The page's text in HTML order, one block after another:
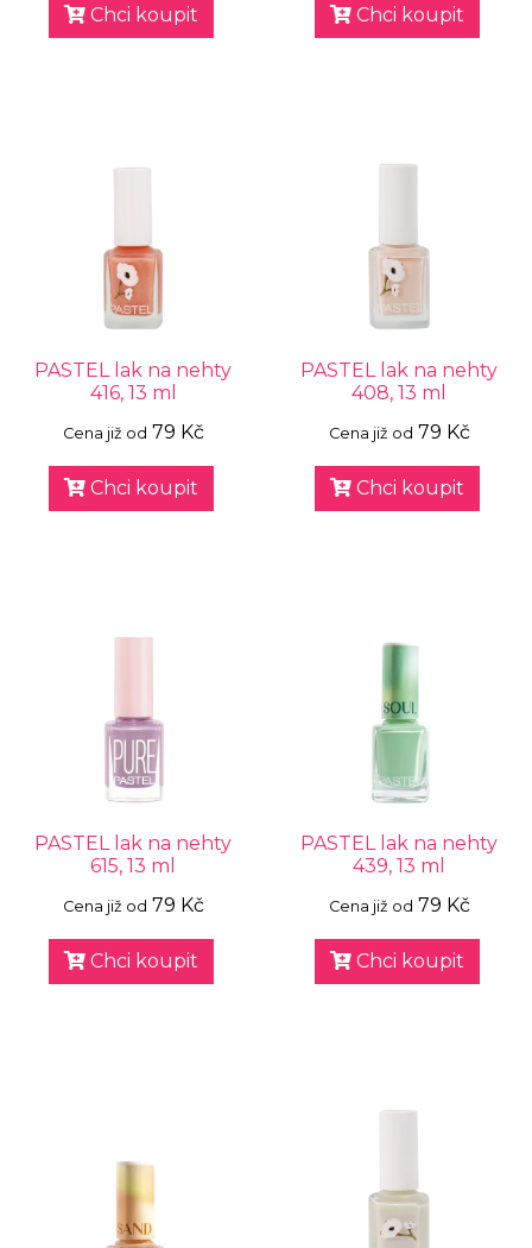
Chci koupit Chci koupit
PASTEL lak na nehty
416, 13 ml
Cena již od 79 Kč
Chci koupit
PASTEL lak na nehty
408, 13 ml
Cena již od 79 Kč
Chci koupit
PASTEL lak na nehty
615, 13 ml
Cena již od 79 Kč
Chci koupit
PASTEL lak na nehty
439, 13 ml
Cena již od 79 Kč
Chci koupit